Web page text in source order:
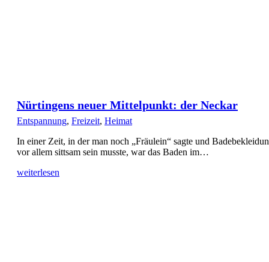
Nürtingens neuer Mittelpunkt: der Neckar
Entspannung, Freizeit, Heimat
In einer Zeit, in der man noch „Fräulein“ sagte und
vor allem sittsam sein musste, war das Baden im…
weiterlesen